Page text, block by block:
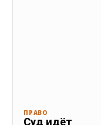
ПРАВО
Суд идёт